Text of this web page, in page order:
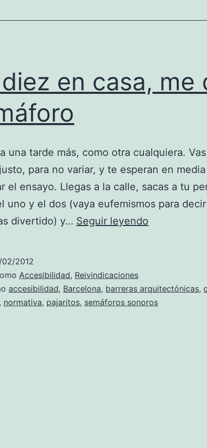
(fnac,
libro…)
en
en casa, me
una tarde más, como otra cualquiera.
para no variar, y te esperan en
el ensayo. Llegas a la calle, sacas a tu
uno y el dos (vaya eufemismos para
divertido) y… Seguir leyendo
casa,
me
2012
Accesibilidad, Reivindicaciones
accesibilidad, Barcelona, barreras arquitectónicas,
, normativa, pajaritos, semáforos sonoros